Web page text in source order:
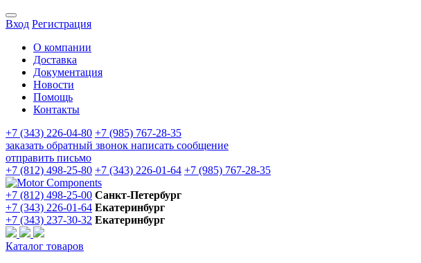
Вход Регистрация
О компании
Доставка
Документация
Новости
Помощь
Контакты
+7 (343) 226-04-80 +7 (985) 767-28-35
заказать обратный звонок написать сообщение
отправить письмо
+7 (812) 498-25-80 +7 (343) 226-01-64 +7 (985) 767-28-35
+7 (812) 498-25-00 Санкт-Петербург
+7 (343) 226-01-64 Екатеринбург
+7 (343) 237-30-32 Екатеринбург
Каталог товаров